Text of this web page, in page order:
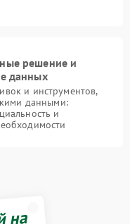
решение и
данных
и инструментов,
данными:
и